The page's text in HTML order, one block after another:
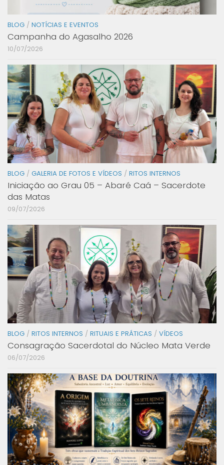
BLOG / NOTÍCIAS E EVENTOS
Campanha do Agasalho 2026
10/07/2026
BLOG / GALERIA DE FOTOS E VÍDEOS / RITOS INTERNOS
Iniciação ao Grau 05 – Abaré Caá – Sacerdote
das Matas
09/07/2026
BLOG / RITOS INTERNOS / RITUAIS E PRÁTICAS / VÍDEOS
Consagração Sacerdotal do Núcleo Mata Verde
06/07/2026